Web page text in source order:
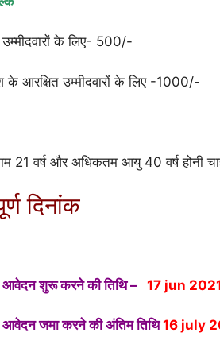
उम्मीदवारों के लिए- 500/-
के आरक्षित उम्मीदवारों के लिए -1000/-
21 वर्ष और अधिकतम आयु 40 वर्ष होनी
दिनांक
शुरू करने की तिथि – 17 jun
जमा करने की अंतिम तिथि 16 july